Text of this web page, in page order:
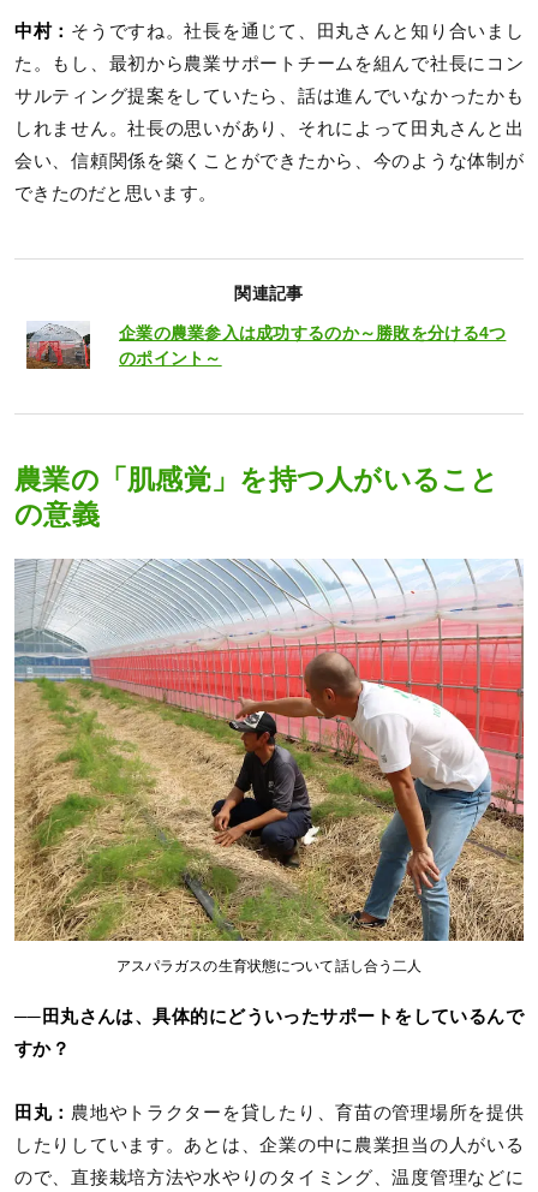
中村： そうですね。社長を通じて、田丸さんと知り合いまし
た。もし、最初から農業サポートチームを組んで社長にコン
サルティング提案をしていたら、話は進んでいなかったかも
しれません。社長の思いがあり、それによって田丸さんと出
会い、信頼関係を築くことができたから、今のような体制が
できたのだと思います。
関連記事
企業の農業参入は成功するのか～勝敗を分ける4つ
のポイント～
農業の「肌感覚」を持つ人がいること
の意義
アスパラガスの生育状態について話し合う二人
──田丸さんは、具体的にどういったサポートをしているんで
すか？
田丸： 農地やトラクターを貸したり、育苗の管理場所を提供
したりしています。あとは、企業の中に農業担当の人がいる
ので、直接栽培方法や水やりのタイミング、温度管理などに